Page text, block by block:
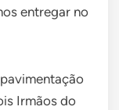
entregar no
Irmãos do